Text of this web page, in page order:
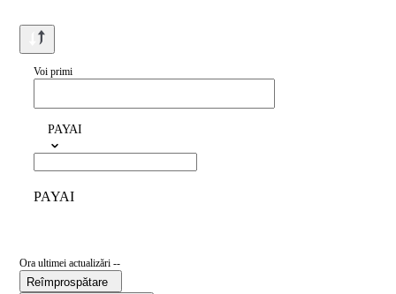
Voi primi
PAYAI
PAYAI
Ora ultimei actualizări --
Reîmprospătare